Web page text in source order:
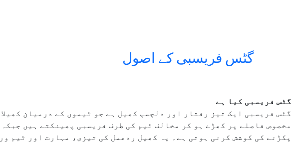
گٹس فریسبی کے اصول
گٹس فریسبی کیا ہے
گٹس فریسبی ایک تیز رفتار اور دلچسپ کھیل ہے جو ٹیموں کے درمیان
مخصوص فاصلے پر کھڑے ہو کر مخالف ٹیم کی طرف فریسبی پھینکتے ہیں
پکڑنے کی کوشش کرنی ہوتی ہے۔ یہ کھیل ردعمل کی تیزی، مہارت اور ٹیم